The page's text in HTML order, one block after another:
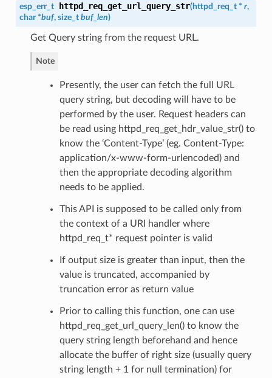
esp_err_t httpd_req_get_url_query_str(httpd_req_t* r,
char *buf, size_t buf_len)
Get Query string from the request URL.
Note
Presently, the user can fetch the full URL
query string, but decoding will have to be
performed by the user. Request headers can
be read using httpd_req_get_hdr_value_str() to
know the ‘Content-Type’ (eg. Content-Type:
application/x-www-form-urlencoded) and
then the appropriate decoding algorithm
needs to be applied.
This API is supposed to be called only from
the context of a URI handler where
httpd_req_t* request pointer is valid
If output size is greater than input, then the
value is truncated, accompanied by
truncation error as return value
Prior to calling this function, one can use
httpd_req_get_url_query_len() to know the
query string length beforehand and hence
allocate the buffer of right size (usually query
string length + 1 for null termination) for